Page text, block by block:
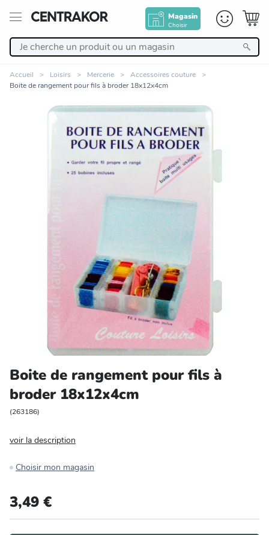
Magasin
Choisir
Décoration
Linge de maison
Cuisine et art de la table
Salle de bain et beauté
Entretien et rangement
Loisirs
Animalerie
Bricolage et auto
Jardin et plein air
Accueil Loisirs Mercerie
Accessoires couture
Boite de rangement pour fils à broder 18x12x4cm
Boite de rangement pour fils à
broder 18x12x4cm
(263186)
voir la description
Choisir mon magasin
3,49 €